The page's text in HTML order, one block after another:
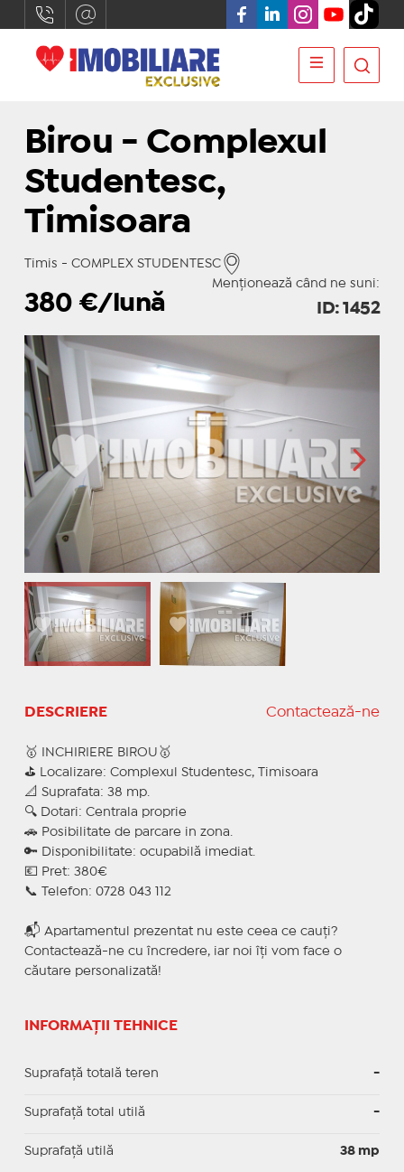
Birou - Complexul
Studentesc,
Timisoara
Timis - COMPLEX STUDENTESC
Menționează când ne suni:
380 €/lună ID: 1452
DESCRIERE Contactează-ne
🥇 INCHIRIERE BIROU🥇
⛳ Localizare: Complexul Studentesc, Timisoara
📐 Suprafata: 38 mp.
🔍 Dotari: Centrala proprie
🚗 Posibilitate de parcare in zona.
🔑 Disponibilitate: ocupabilă imediat.
💶 Pret: 380€
📞 Telefon: 0728 043 112
📬 Apartamentul prezentat nu este ceea ce cauți?
Contactează-ne cu încredere, iar noi îți vom face o
căutare personalizată!
INFORMAȚII TEHNICE
Suprafață totală teren -
Suprafaţă total utilă -
Suprafaţă utilă 38 mp